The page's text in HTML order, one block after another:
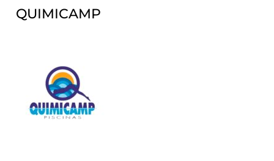
QUIMICAMP